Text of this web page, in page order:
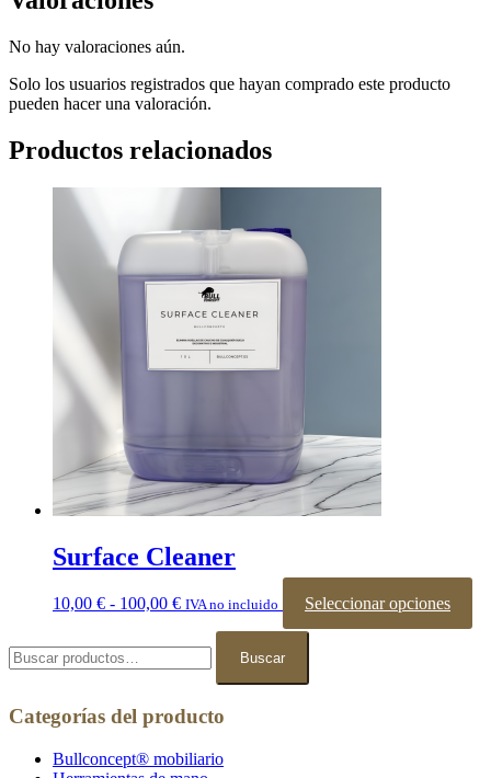
No hay valoraciones aún.
Solo los usuarios registrados que hayan comprado este producto
pueden hacer una valoración.
Productos relacionados
Surface Cleaner
10,00 € - 100,00 €Rango
10,00 €
100,00 €
IVA no incluido Seleccionar opciones
por:
Buscar
Categorías del producto
Bullconcept® mobiliario